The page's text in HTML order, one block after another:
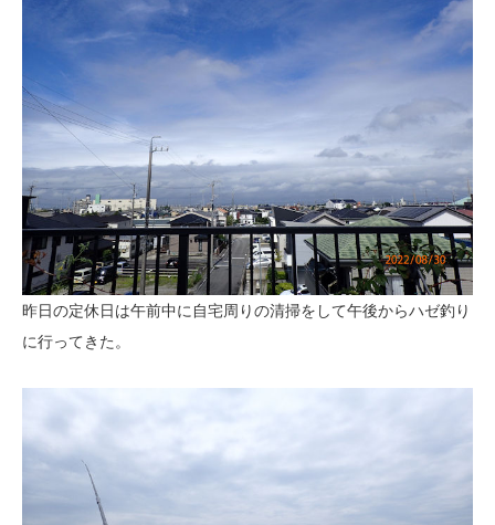
昨日の定休日は午前中に自宅周りの清掃をして午後からハゼ釣り
に行ってきた。